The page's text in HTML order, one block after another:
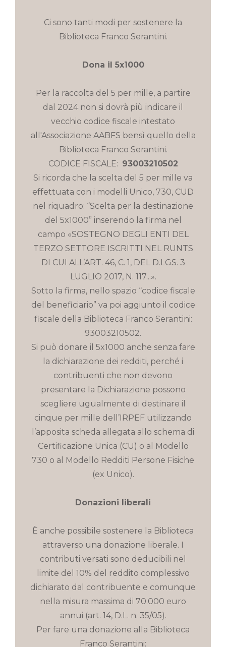
Ci sono tanti modi per sostenere la
Biblioteca Franco Serantini.
Dona il 5x1000
Per la raccolta del 5 per mille, a partire
dal 2024 non si dovrà più indicare il
vecchio codice fiscale intestato
all'Associazione AABFS bensì quello della
Biblioteca Franco Serantini.
CODICE FISCALE: 93003210502
Si ricorda che la scelta del 5 per mille va
effettuata con i modelli Unico, 730, CUD
nel riquadro: “Scelta per la destinazione
del 5x1000” inserendo la firma nel
campo «SOSTEGNO DEGLI ENTI DEL
TERZO SETTORE ISCRITTI NEL RUNTS
DI CUI ALL’ART. 46, C. 1, DEL D.LGS. 3
LUGLIO 2017, N. 117...».
Sotto la firma, nello spazio “codice fiscale
del beneficiario” va poi aggiunto il codice
fiscale della Biblioteca Franco Serantini:
93003210502.
Si può donare il 5x1000 anche senza fare
la dichiarazione dei redditi, perché i
contribuenti che non devono
presentare la Dichiarazione possono
scegliere ugualmente di destinare il
cinque per mille dell’IRPEF utilizzando
l’apposita scheda allegata allo schema di
Certificazione Unica (CU) o al Modello
730 o al Modello Redditi Persone Fisiche
(ex Unico).
Donazioni liberali
È anche possibile sostenere la Biblioteca
attraverso una donazione liberale. I
contributi versati sono deducibili nel
limite del 10% del reddito complessivo
dichiarato dal contribuente e comunque
nella misura massima di 70.000 euro
annui (art. 14, D.L. n. 35/05).
Per fare una donazione alla Biblioteca
Franco Serantini: